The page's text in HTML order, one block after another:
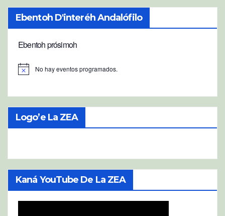
entradas
Ebentoh D'interéh Andalófilo
Ebentoh prósimoh
s
No hay eventos programados.
Logo’e La ZEA
Kaná YouTube De La ZEA